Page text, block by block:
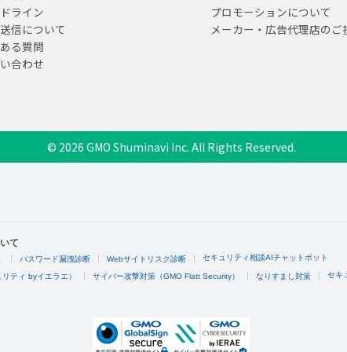
ライン
信について
る質問
合わせ
プロモーションについて
メーカー・広告代理店のご
© 2026 GMO Shuminavi Inc. All Rights Reserved.